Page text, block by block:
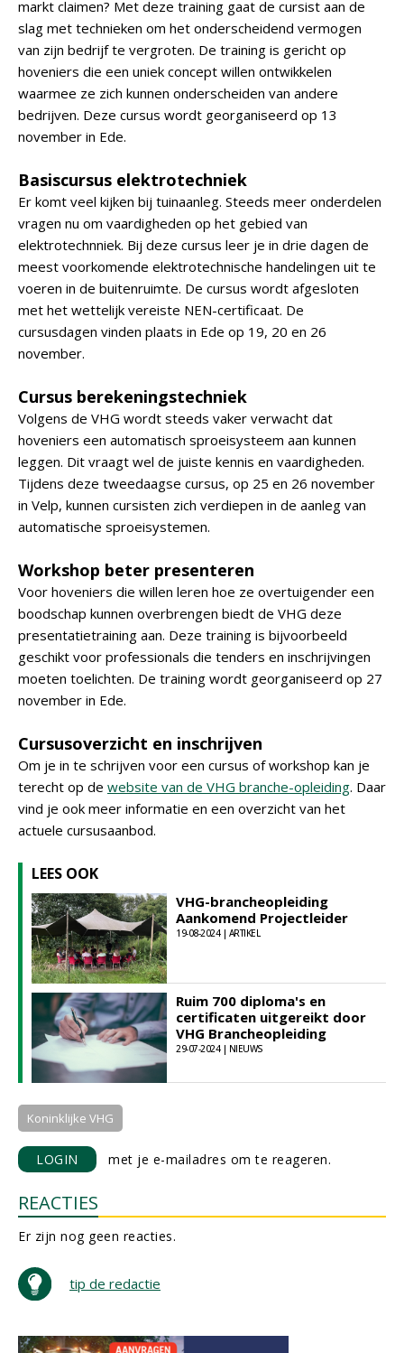
markt claimen? Met deze training gaat de cursist aan de
slag met technieken om het onderscheidend vermogen
van zijn bedrijf te vergroten. De training is gericht op
hoveniers die een uniek concept willen ontwikkelen
waarmee ze zich kunnen onderscheiden van andere
bedrijven. Deze cursus wordt georganiseerd op 13
november in Ede.
Basiscursus elektrotechniek
Er komt veel kijken bij tuinaanleg. Steeds meer onderdelen
vragen nu om vaardigheden op het gebied van
elektrotechnniek. Bij deze cursus leer je in drie dagen de
meest voorkomende elektrotechnische handelingen uit te
voeren in de buitenruimte. De cursus wordt afgesloten
met het wettelijk vereiste NEN-certificaat. De
cursusdagen vinden plaats in Ede op 19, 20 en 26
november.
Cursus berekeningstechniek
Volgens de VHG wordt steeds vaker verwacht dat
hoveniers een automatisch sproeisysteem aan kunnen
leggen. Dit vraagt wel de juiste kennis en vaardigheden.
Tijdens deze tweedaagse cursus, op 25 en 26 november
in Velp, kunnen cursisten zich verdiepen in de aanleg van
automatische sproeisystemen.
Workshop beter presenteren
Voor hoveniers die willen leren hoe ze overtuigender een
boodschap kunnen overbrengen biedt de VHG deze
presentatietraining aan. Deze training is bijvoorbeeld
geschikt voor professionals die tenders en inschrijvingen
moeten toelichten. De training wordt georganiseerd op 27
november in Ede.
Cursusoverzicht en inschrijven
Om je in te schrijven voor een cursus of workshop kan je
terecht op de website van de VHG branche-opleiding. Daar
vind je ook meer informatie en een overzicht van het
actuele cursusaanbod.
LEES OOK
VHG-brancheopleiding
Aankomend Projectleider
19-08-2024 | ARTIKEL
Ruim 700 diploma's en
certificaten uitgereikt door
VHG Brancheopleiding
29-07-2024 | NIEUWS
Koninklijke VHG
LOGIN met je e-mailadres om te reageren.
REACTIES
Er zijn nog geen reacties.
tip de redactie